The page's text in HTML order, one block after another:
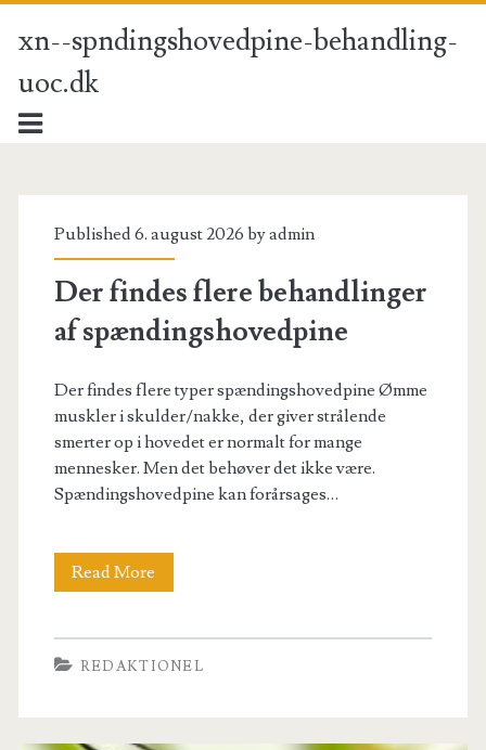
xn--spndingshovedpine-behandling-
uoc.dk
spndingshovedpine-
behandling-
uoc.dk
Posts
Published 6. august 2026 byadmin
Der findes flere behandlinger
af spændingshovedpine
Der findes flere typer spændingshovedpine Ømme
muskler i skulder/nakke, der giver strålende
smerter op i hovedet er normalt for mange
mennesker. Men det behøver det ikke være.
Spændingshovedpine kan forårsages…
Read More
REDAKTIONEL